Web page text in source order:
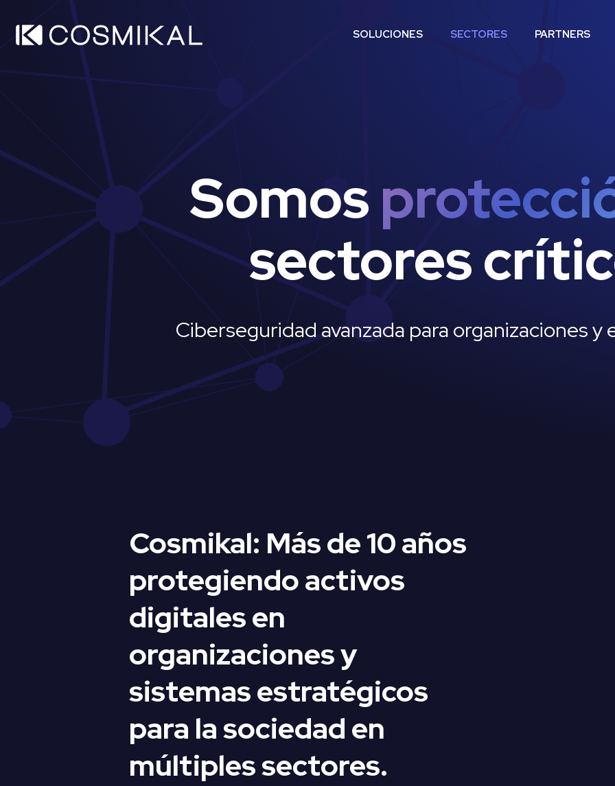
SOLUCIONES SECTORES PARTNERS
Somos
sectores
Ciberseguridad avanzada para organizaciones y
Cosmikal: Más de 10 años
protegiendo activos
digitales en
organizaciones y
sistemas estratégicos
para la sociedad en
múltiples sectores.